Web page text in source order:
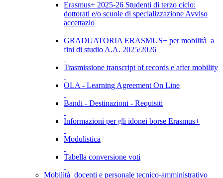
Erasmus+ 2025-26 Studenti di terzo ciclo:
dottorati e/o scuole di specializzazione Avviso
accettazio
GRADUATORIA ERASMUS+ per mobilità a
fini di studio A.A. 2025/2026
Trasmissione transcript of records e after mobility
OLA - Learning Agreement On Line
Bandi - Destinazioni - Requisiti
Informazioni per gli idonei borse Erasmus+
Modulistica
Tabella conversione voti
Mobilità docenti e personale tecnico-amministrativo